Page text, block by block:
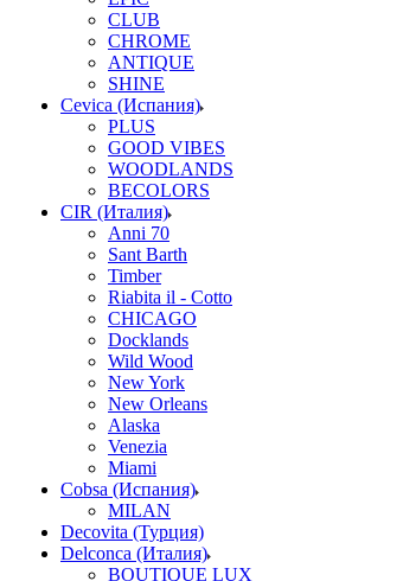
CLUB
CHROME
ANTIQUE
SHINE
Cevica (Испания)
PLUS
GOOD VIBES
WOODLANDS
BECOLORS
CIR (Италия)
Anni 70
Sant Barth
Timber
Riabita il - Cotto
CHICAGO
Docklands
Wild Wood
New York
New Orleans
Alaska
Venezia
Miami
Cobsa (Испания)
MILAN
Decovita (Турция)
Delconca (Италия)
BOUTIQUE LUX